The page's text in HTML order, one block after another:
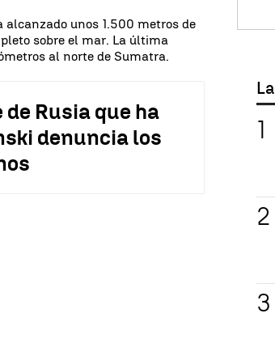
unos 1.500 metros de
sobre el mar. La última
al norte de Sumatra.
Rusia que ha
denuncia los